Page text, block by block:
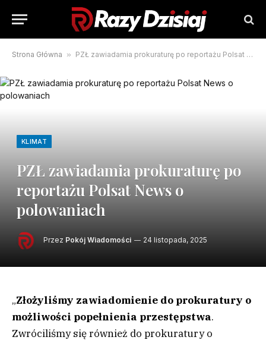
Strona Główna » PZŁ zawiadamia prokuraturę po reportażu Polsat News o polowaniach
KLIMAT
PZŁ zawiadamia prokuraturę po
reportażu Polsat News o
polowaniach
Przez Pokój Wiadomości 24 listopada, 2025
„Złożyliśmy zawiadomienie do prokuratury o
możliwości popełnienia przestępstwa.
Zwróciliśmy się również do prokuratury o